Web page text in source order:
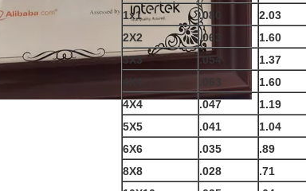
1x1 .080 2.03
2X2
.063 1.60
3X3
.054 1.37
.063 1.60
4X4
.047 1.19
5X5
.041 1.04
6X6
.035 .89
8X8
.028 .71